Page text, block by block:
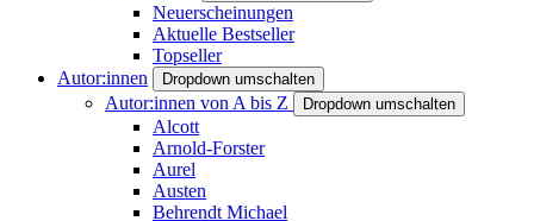
Neuerscheinungen
Aktuelle Bestseller
Topseller
Autor:innen
Dropdown umschalten
Autor:innen von A bis Z Dropdown umschalten
Alcott
Arnold-Forster
Aurel
Austen
Behrendt Michael